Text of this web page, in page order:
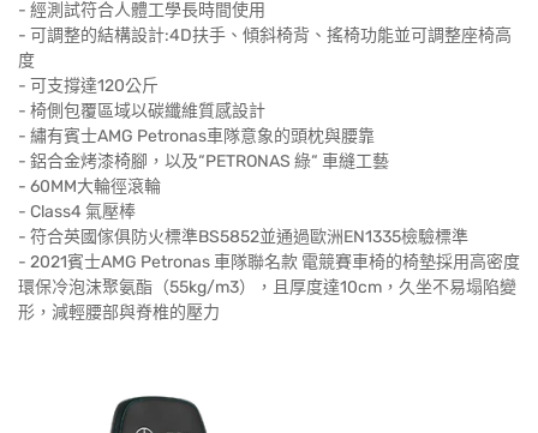
- 經測試符合人體工學長時間使用
- 可調整的結構設計:4D扶手、傾斜椅背、搖椅功能並可調整座椅高
度
- 可支撐達120公斤
- 椅側包覆區域以碳纖維質感設計
- 繡有賓士AMG Petronas車隊意象的頭枕與腰靠
- 鋁合金烤漆椅腳，以及“PETRONAS 綠“ 車縫工藝
- 60MM大輪徑滾輪
- Class4 氣壓棒
- 符合英國傢俱防火標準BS5852並通過歐洲EN1335檢驗標準
- 2021賓士AMG Petronas 車隊聯名款 電競賽車椅的椅墊採用高密度
環保冷泡沫聚氨酯（55kg/m3），且厚度達10cm，久坐不易塌陷變
形，減輕腰部與脊椎的壓力